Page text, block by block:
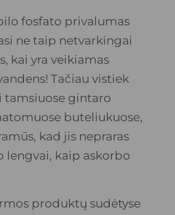
fosfato privalumas
ne taip netvarkingai
kai yra veikiamas
Tačiau vistiek
tamsiuose gintaro
buteliukuose,
kad jis nepraras
lengvai, kaip askorbo
produktų sudėtyse